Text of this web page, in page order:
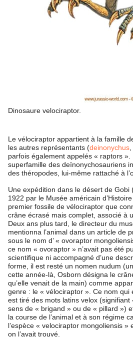
Dinosaure velociraptor.
Le vélociraptor appartient à la famille
les autres représentants (deinonychus
parfois également appelés « raptors ».
superfamille des deïnonychosauriens
des théropodes, lui-même rattaché à
Une expédition dans le désert de Gobi
1922 par le Musée américain
premier fossile de vélociraptor que
crâne écrasé mais complet, associé à
Deux ans plus tard, le directeur du
mentionna l’animal dans un article de
sous le nom d’ « ovoraptor
ce nom « ovoraptor » n’avait pas été
scientifique ni accompagné d’une
forme, il est resté un nomen nudum
cette année-là, Osborn désigna le
qu’elle venait de la main) comme
genre : le « vélociraptor ». Ce nom qui
est tiré des mots latins velox
sens de « brigand » ou de « pillard »)
la course de l’animal et à son régime
l’espèce « velociraptor mongoliensis »
on l’avait trouvé.